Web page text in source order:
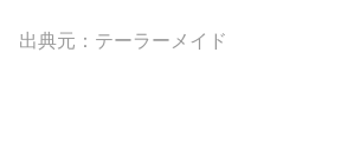
出典元：テーラーメイド